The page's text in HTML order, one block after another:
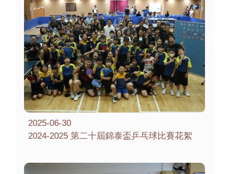
2025-06-30
2024-2025 第二十屆錦泰盃乒乓球比賽花絮